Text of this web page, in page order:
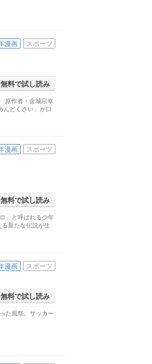
漫画 スポーツ
無料で試し読み
原作者・金城宗幸
んどくさい」が口
漫画 スポーツ
無料で試し読み
」と呼ばれる少年
新たな伝説が生
漫画 スポーツ
無料で試し読み
た風祭。サッカー